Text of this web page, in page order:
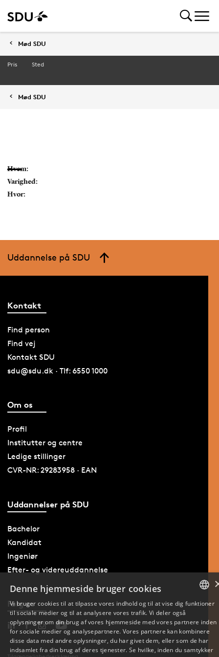
Mød SDU
Pris Sted
Mød SDU
Hvem:
Varighed:
Hvor:
Uddannelse på SDU
Kontakt
Find person
Find vej
Kontakt SDU
sdu@sdu.dk · Tlf: 6550 1000
Om os
Profil
Institutter og centre
Ledige stillinger
CVR-NR: 29283958 · EAN
Uddannelser på SDU
Bachelor
Kandidat
Ingeniør
Efter- og videreuddannelse
Følg os
ENGLISH
Denne hjemmeside bruger cookies
Vi bruger cookies til at tilpasse vores indhold og til at vise dig funktioner
til sociale medier og til at analysere vores trafik. Vi deler også
oplysninger om din brug af vores hjemmeside med vores partnere inden
for sociale medier og analysepartnere. Vores partnere kan kombinere
disse data med andre oplysninger, du har givet dem, eller som de har
indsamlet fra din brug af deres tjenester. Se hvilke, inden du samtykker